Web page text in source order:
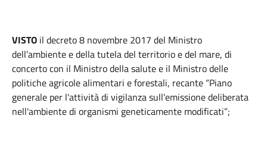
VISTO il decreto 8 novembre 2017 del Ministro
dell’ambiente e della tutela del territorio e del mare, di
concerto con il Ministro della salute e il Ministro delle
politiche agricole alimentari e forestali, recante “Piano
generale per l'attività di vigilanza sull'emissione deliberata
nell'ambiente di organismi geneticamente modificati”;